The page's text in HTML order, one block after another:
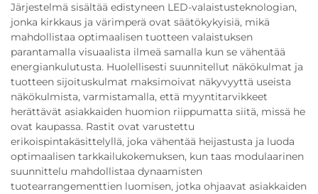
Järjestelmä sisältää edistyneen LED-valaistusteknologian,
jonka kirkkaus ja värimperä ovat säätökykyisiä, mikä
mahdollistaa optimaalisen tuotteen valaistuksen
parantamalla visuaalista ilmeä samalla kun se vähentää
energiankulutusta. Huolellisesti suunnitellut näkökulmat ja
tuotteen sijoituskulmat maksimoivat näkyvyyttä useista
näkökulmista, varmistamalla, että myyntitarvikkeet
herättävät asiakkaiden huomion riippumatta siitä, missä he
ovat kaupassa. Rastit ovat varustettu
erikoispintakäsittelyllä, joka vähentää heijastusta ja luoda
optimaalisen tarkkailukokemuksen, kun taas modulaarinen
suunnittelu mahdollistaa dynaamisten
tuotearrangementtien luomisen, jotka ohjaavat asiakkaiden